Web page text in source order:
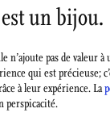
est un bijou.
n’ajoute pas de valeur à
qui est précieuse;
à leur expérience. La
perspicacité.